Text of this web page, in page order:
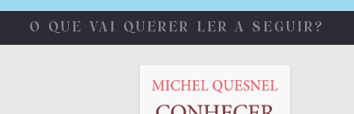
O QUE VAI QUERER LER A SEGUIR?